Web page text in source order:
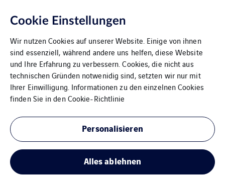
France – Sales Office
Cookie Einstellungen
Wir nutzen Cookies auf unserer Website. Einige von ihnen
sind essenziell, während andere uns helfen, diese Website
und Ihre Erfahrung zu verbessern. Cookies, die nicht aus
technischen Gründen notwenidig sind, setzten wir nur mit
Ihrer Einwilligung. Informationen zu den einzelnen Cookies
finden Sie in denCookie-Richtlinie
Personalisieren
Alles ablehnen